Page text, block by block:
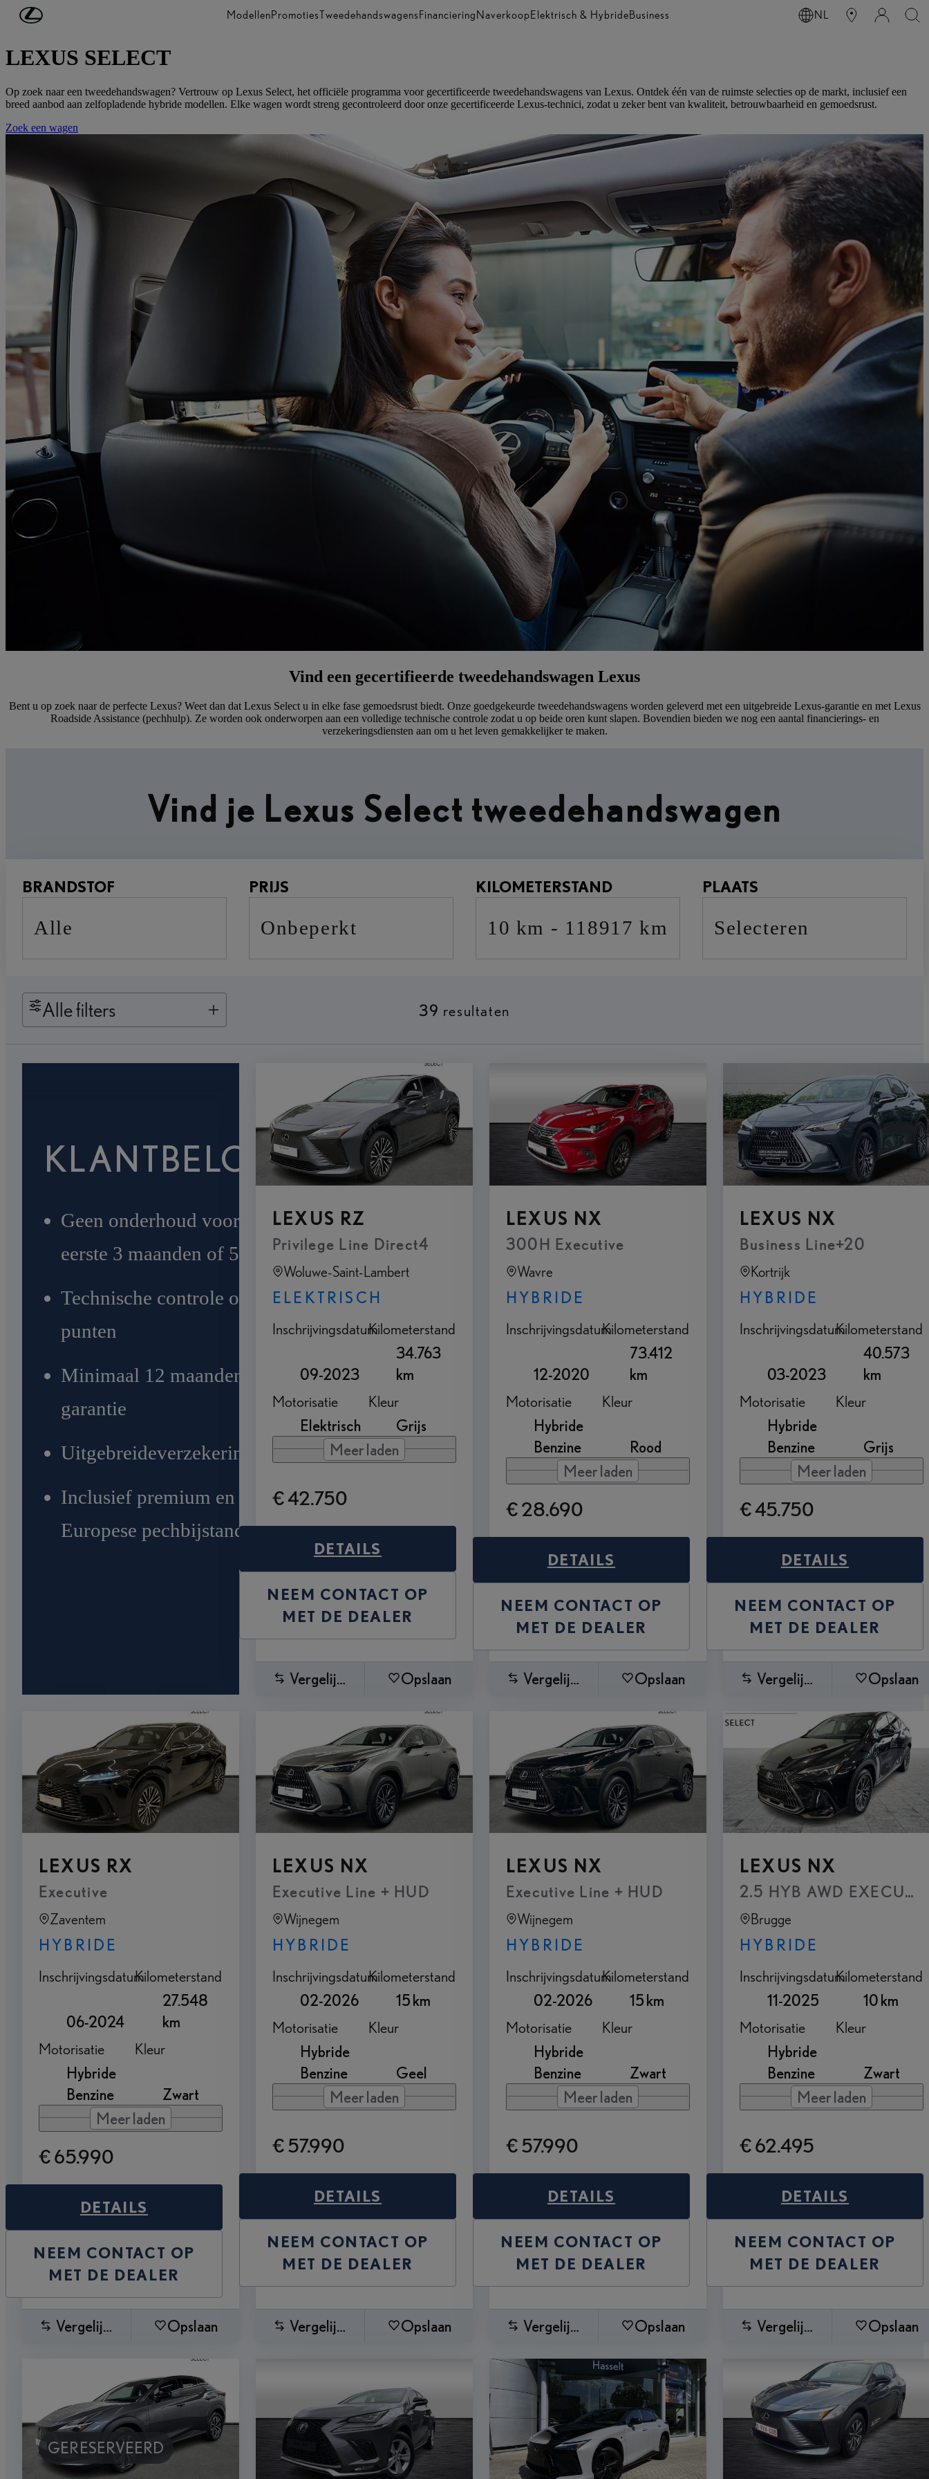
Ga naar de hoofdinhoud ModellenPromotiesTweedehandswagensFinancieringNaverkoopElektrisch & HybrideBusiness NL
Tweedehandswagens
LEXUS SELECT
Op zoek naar een tweedehandswagen? Vertrouw op Lexus Select, het officiële programma voor gecertificeerde tweedehandswagens van Lexus. Ontdek één van de ruimste selecties op de markt, inclusief een
breed aanbod aan zelfopladende hybride modellen. Elke wagen wordt streng gecontroleerd door onze gecertificeerde Lexus-technici, zodat u zeker bent van kwaliteit, betrouwbaarheid en gemoedsrust.
Zoek een wagen
Vind een gecertifieerde tweedehandswagen Lexus
Bent u op zoek naar de perfecte Lexus? Weet dan dat Lexus Select u in elke fase gemoedsrust biedt. Onze goedgekeurde tweedehandswagens worden geleverd met een uitgebreide Lexus-garantie en met Lexus
Roadside Assistance (pechhulp). Ze worden ook onderworpen aan een volledige technische controle zodat u op beide oren kunt slapen. Bovendien bieden we nog een aantal financierings- en
verzekeringsdiensten aan om u het leven gemakkelijker te maken.
Vind je Lexus Select tweedehandswagen
BRANDSTOF
Alle
PRIJS
Onbeperkt
KILOMETERSTAND
10 km - 118917 km
PLAATS
selecteren
Alle filters 39 resultaten
KLANTBELOFTE
Geen onderhoud voor de
eerste 3 maanden of 5.000 km
Technische controle op 145
punten
Minimaal 12 maanden
garantie
Uitgebreideverzekering
Inclusief premium en
Europese pechbijstand
LEXUS RZ
Privilege Line Direct4
Woluwe-Saint-Lambert
ELEKTRISCH
Inschrijvingsdatum
09-2023
Kilometerstand
34.763
km
Motorisatie
Elektrisch
Kleur
Grijs
Meer laden
€ 42.750
DETAILS
NEEM CONTACT OP
MET DE DEALER
Vergelijken Opslaan
LEXUS NX
300H Executive
Wavre
HYBRIDE
Inschrijvingsdatum
12-2020
Kilometerstand
73.412
km
Motorisatie
Hybride
Benzine
Kleur
Rood
Meer laden
€ 28.690
DETAILS
NEEM CONTACT OP
MET DE DEALER
Vergelijken Opslaan
LEXUS NX
Business Line+20
Kortrijk
HYBRIDE
Inschrijvingsdatum
03-2023
Kilometerstand
40.573
km
Motorisatie
Hybride
Benzine
Kleur
Grijs
Meer laden
€ 45.750
DETAILS
NEEM CONTACT OP
MET DE DEALER
Vergelijken Opslaan
LEXUS RX
Executive
Zaventem
HYBRIDE
Inschrijvingsdatum
06-2024
Kilometerstand
27.548
km
Motorisatie
Hybride
Benzine
Kleur
Zwart
Meer laden
€ 65.990
DETAILS
NEEM CONTACT OP
MET DE DEALER
Vergelijken Opslaan
LEXUS NX
Executive Line + HUD
Wijnegem
HYBRIDE
Inschrijvingsdatum
02-2026
Kilometerstand
15 km
Motorisatie
Hybride
Benzine
Kleur
Geel
Meer laden
€ 57.990
DETAILS
NEEM CONTACT OP
MET DE DEALER
Vergelijken Opslaan
LEXUS NX
Executive Line + HUD
Wijnegem
HYBRIDE
Inschrijvingsdatum
02-2026
Kilometerstand
15 km
Motorisatie
Hybride
Benzine
Kleur
Zwart
Meer laden
€ 57.990
DETAILS
NEEM CONTACT OP
MET DE DEALER
Vergelijken Opslaan
LEXUS NX
2.5 HYB AWD
Brugge
HYBRIDE
Inschrijvingsdatum
11-2025
Kilometerstand
10 km
Motorisatie
Hybride
Benzine
Kleur
Zwart
Meer laden
€ 62.495
DETAILS
NEEM CONTACT OP
MET DE DEALER
Vergelijken Opslaan
GERESERVEERD